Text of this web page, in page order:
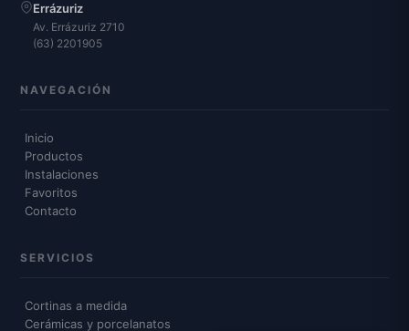
Errázuriz
Av. Errázuriz 2710
(63) 2201905
NAVEGACIÓN
Inicio
Productos
Instalaciones
Favoritos
Contacto
SERVICIOS
Cortinas a medida
Cerámicas y porcelanatos